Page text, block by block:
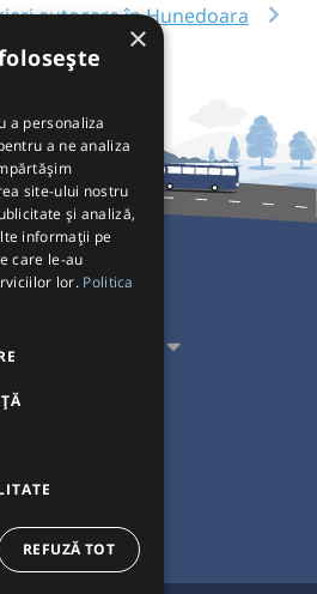
autocare în Hunedoara
Călători
plăți cu
×
a personaliza
a ne analiza
site-ului nostru
și analiză,
informații pe
care le-au
lor. Politica
REFUZĂ TOT